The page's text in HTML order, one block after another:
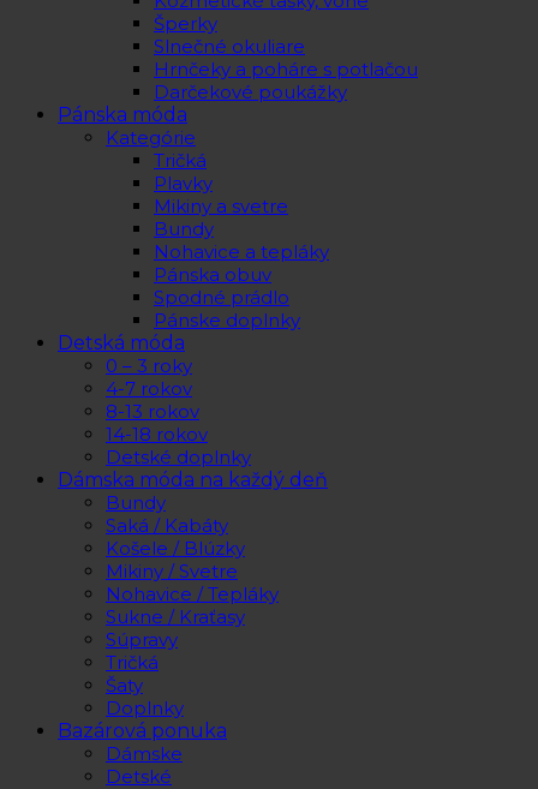
Šperky
Slnečné okuliare
Hrnčeky a poháre s potlačou
Darčekové poukážky
Pánska móda
Kategórie
Tričká
Plavky
Mikiny a svetre
Bundy
Nohavice a tepláky
Pánska obuv
Spodné prádlo
Pánske doplnky
Detská móda
0 – 3 roky
4-7 rokov
8-13 rokov
14-18 rokov
Detské doplnky
Dámska móda na každý deň
Bundy
Saká / Kabáty
Košele / Blúzky
Mikiny / Svetre
Nohavice / Tepláky
Sukne / Kraťasy
Súpravy
Tričká
Šaty
Doplnky
Bazárová ponuka
Dámske
Detské